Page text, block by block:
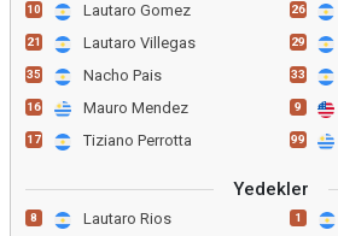
10 Lautaro Gomez
21 Lautaro Villegas
35 Nacho Pais
16 Mauro Mendez
17 Tiziano Perrotta
26
29
33
9
99
Yedekler
8 Lautaro Rios 1